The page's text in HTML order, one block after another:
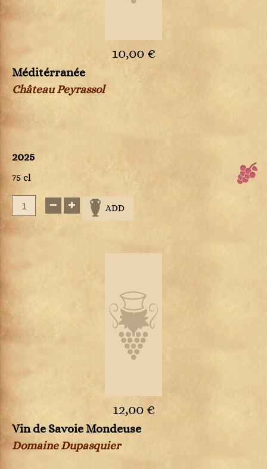
10,00 €
Méditérranée
Château Peyrassol
2025
75 cl
ADD
12,00 €
Vin de Savoie Mondeuse
Domaine Dupasquier